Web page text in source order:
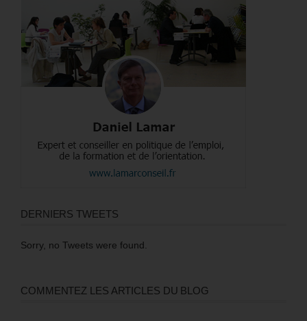
DERNIERS TWEETS
Sorry, no Tweets were found.
COMMENTEZ LES ARTICLES DU BLOG